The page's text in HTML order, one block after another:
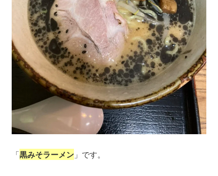
「黒みそラーメン 」です。